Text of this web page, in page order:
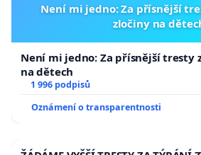
Není mi jedno: Za přísnější
zločiny na
Není mi jedno: Za přísnější tresty
na dětech
1 996 podpisů
Oznámení o transparentnosti